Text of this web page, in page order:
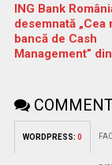
ING Bank
desemnată „Cea
bancă de Cash
Management”
WORDPRESS: 0